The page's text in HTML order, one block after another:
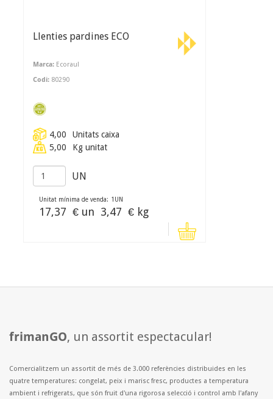
Llenties pardines ECO
Marca: Ecoraul
Codi: 80290
4,00
Unitats caixa
5,00
Kg unitat
UN
Unitat mínima de venda: 1 UN
17,37 € un 3,47 € kg
frimanGO, un assortit espectacular!
Comercialitzem un assortit de més de 3.000 referències distribuides en les
quatre temperatures: congelat, peix i marisc fresc, productes a temperatura
ambient i refrigerats, que són fruit d'una rigorosa selecció i control amb l'afany